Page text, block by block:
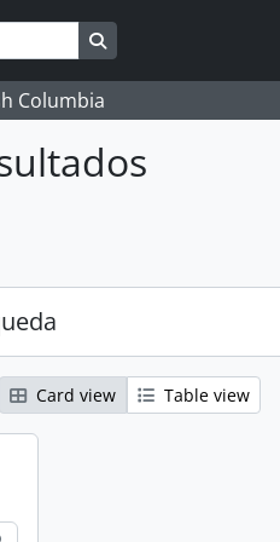
Search in browse page
Columbia
Card view Table view